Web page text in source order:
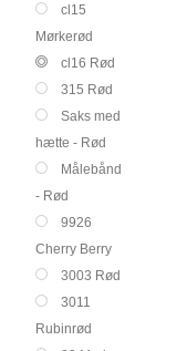
cl15
Mørkerød
cl16 Rød
315 Rød
Saks med
hætte - Rød
Målebånd
- Rød
9926
Cherry Berry
3003 Rød
3011
Rubinrød